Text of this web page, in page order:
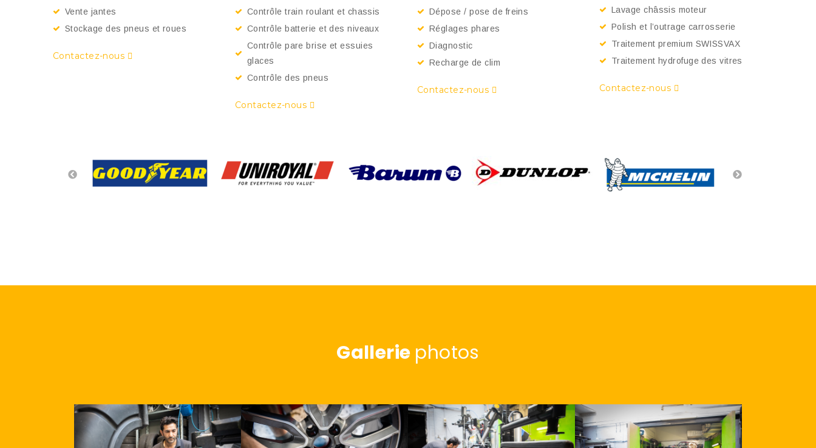
Vente jantes
Stockage des pneus et roues
Contactez-nous
Contrôle train roulant et chassis
Contrôle batterie et des niveaux
Contrôle pare brise et essuies
glaces
Contrôle des pneus
Contactez-nous
Dépose / pose de freins
Réglages phares
Diagnostic
Recharge de clim
Contactez-nous
Lavage châssis moteur
Polish et l’outrage carrosserie
Traitement premium SWISSVAX
Traitement hydrofuge des vitres
Contactez-nous
Gallerie photos